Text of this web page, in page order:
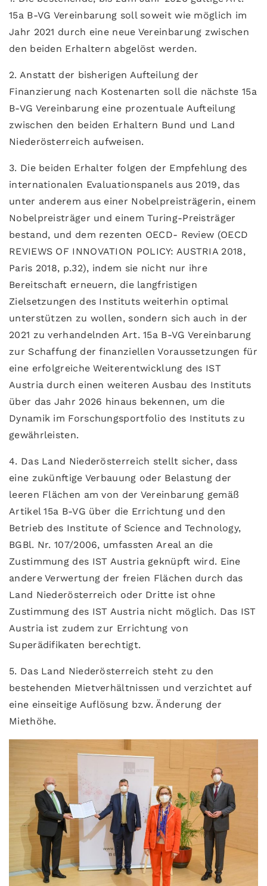
15a B-VG Vereinbarung soll soweit wie möglich im
Jahr 2021 durch eine neue Vereinbarung zwischen
den beiden Erhaltern abgelöst werden.
2. Anstatt der bisherigen Aufteilung der
Finanzierung nach Kostenarten soll die nächste 15a
B-VG Vereinbarung eine prozentuale Aufteilung
zwischen den beiden Erhaltern Bund und Land
Niederösterreich aufweisen.
3. Die beiden Erhalter folgen der Empfehlung des
internationalen Evaluationspanels aus 2019, das
unter anderem aus einer Nobelpreisträgerin, einem
Nobelpreisträger und einem Turing-Preisträger
bestand, und dem rezenten OECD- Review (OECD
REVIEWS OF INNOVATION POLICY: AUSTRIA 2018,
Paris 2018, p.32), indem sie nicht nur ihre
Bereitschaft erneuern, die langfristigen
Zielsetzungen des Instituts weiterhin optimal
unterstützen zu wollen, sondern sich auch in der
2021 zu verhandelnden Art. 15a B-VG Vereinbarung
zur Schaffung der finanziellen Voraussetzungen für
eine erfolgreiche Weiterentwicklung des IST
Austria durch einen weiteren Ausbau des Instituts
über das Jahr 2026 hinaus bekennen, um die
Dynamik im Forschungsportfolio des Instituts zu
gewährleisten.
4. Das Land Niederösterreich stellt sicher, dass
eine zukünftige Verbauung oder Belastung der
leeren Flächen am von der Vereinbarung gemäß
Artikel 15a B-VG über die Errichtung und den
Betrieb des Institute of Science and Technology,
BGBl. Nr. 107/2006, umfassten Areal an die
Zustimmung des IST Austria geknüpft wird. Eine
andere Verwertung der freien Flächen durch das
Land Niederösterreich oder Dritte ist ohne
Zustimmung des IST Austria nicht möglich. Das IST
Austria ist zudem zur Errichtung von
Superädifikaten berechtigt.
5. Das Land Niederösterreich steht zu den
bestehenden Mietverhältnissen und verzichtet auf
eine einseitige Auflösung bzw. Änderung der
Miethöhe.